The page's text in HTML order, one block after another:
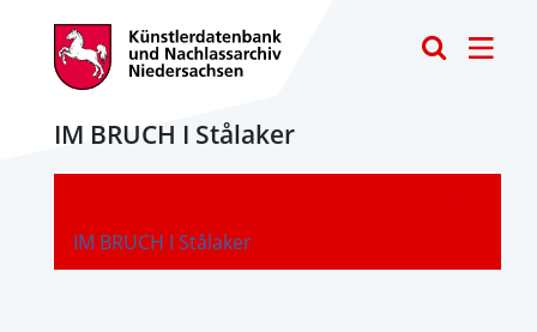
IM BRUCH I Stålaker
IM BRUCH I Stålaker
-